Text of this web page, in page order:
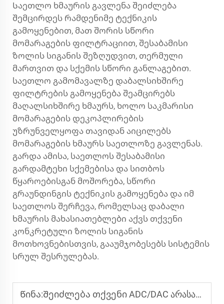
Საეთლო ხმაურის გავლენა შეიძლება
შემცირდეს რამდენიმე ტექნიკის
გამოყენებით, მათ შორის სწორი
მომარაგების ფილტრაციით, შესაბამისი
ზოლის სიგანის შეზღუდვით, თერმული
მართვით და სქემის სწორი განლაგებით.
საეთლო გამომავალზე დაბალსიხშირე
ფილტრების გამოყენება შეამცირებს
მაღალსიხშირე ხმაურს, ხოლო საკმარისი
მომარაგების დეკოპლირების
უზრუნველყოფა თავიდან აიცილებს
მომარაგების ხმაურს საეთლოზე გავლენას.
გარდა ამისა, საეთლოს შესაბამისი
გარდამტეხი სქემებისა და სითბოს
წყაროებისგან მოშორება, სწორი
გრაუნდინგის ტექნიკის გამოყენება და იმ
საეთლოს შერჩევა, რომელსაც დაბალი
ხმაურის მახასიათებლები აქვს თქვენი
კონკრეტული ზოლის სიგანის
მოთხოვნებისთვის, გააუმჯობესებს სისტემის
სრულ შესრულებას.
Წინა:Შეიძლება თქვენი ADC/DAC არასაკმარისად მუშაობდეს? პრობლემის მიზეზი შეიძლება იყოს თქვენი ძაბვის რეფერენსი